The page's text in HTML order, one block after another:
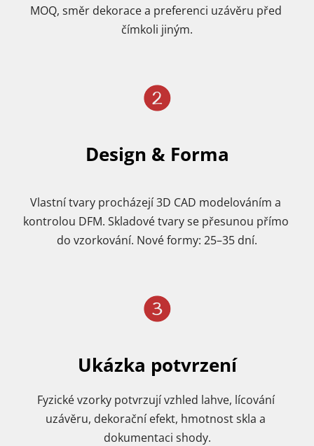
MOQ, směr dekorace a preferenci uzávěru před
čímkoli jiným.
Design & Forma
Vlastní tvary procházejí 3D CAD modelováním a
kontrolou DFM. Skladové tvary se přesunou přímo
do vzorkování. Nové formy: 25–35 dní.
Ukázka potvrzení
Fyzické vzorky potvrzují vzhled lahve, lícování
uzávěru, dekorační efekt, hmotnost skla a
dokumentaci shody.